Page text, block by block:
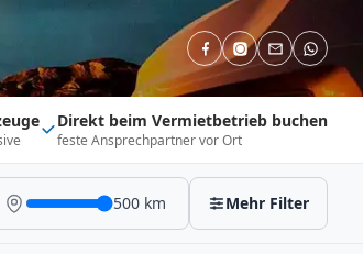
Direkt beim Vermietbetrieb buchen
feste Ansprechpartner vor Ort
500 km Mehr Filter